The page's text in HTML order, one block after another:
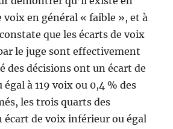
voix en général « faible », et à
que les écarts de voix
le juge sont effectivement
des décisions ont un écart de
à 119 voix ou 0,4 % des
les trois quarts des
écart de voix inférieur ou égal